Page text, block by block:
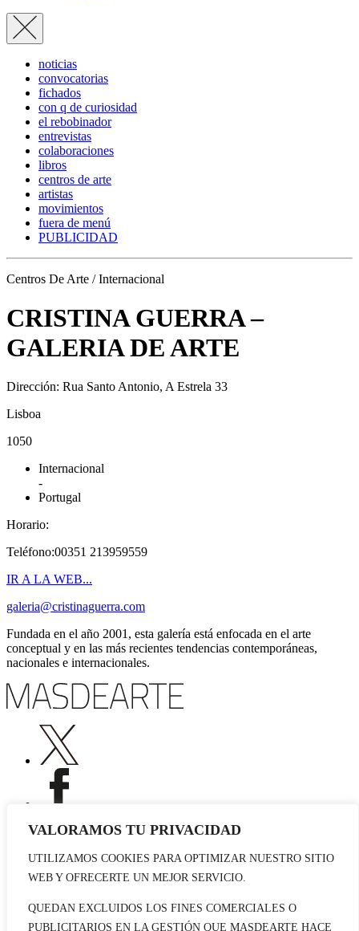
VALORAMOS TU PRIVACIDAD
UTILIZAMOS COOKIES PARA OPTIMIZAR NUESTRO SITIO
WEB Y OFRECERTE UN MEJOR SERVICIO.
QUEDAN EXCLUIDOS LOS FINES COMERCIALES O
PUBLICITARIOS EN LA GESTIÓN QUE MASDEARTE HACE
noticias
convocatorias
fichados
con q de curiosidad
el rebobinador
entrevistas
colaboraciones
libros
centros de arte
artistas
movimientos
fuera de menú
PUBLICIDAD
Centros De Arte / Internacional
CRISTINA GUERRA –
GALERIA DE ARTE
Dirección: Rua Santo Antonio, A Estrela 33
Lisboa
1050
Internacional
-
Portugal
Horario:
Teléfono:00351 213959559
IR A LA WEB...
galeria@cristinaguerra.com
Fundada en el año 2001, esta galería está enfocada en el arte
conceptual y en las más recientes tendencias contemporáneas,
nacionales e internacionales.
Publicidad
Contacto